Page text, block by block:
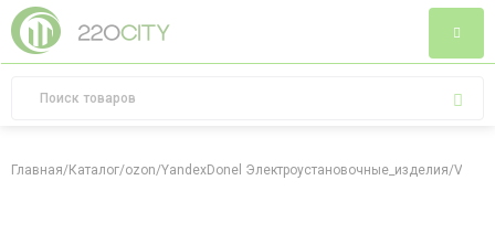
Главная/Каталог/ozon/YandexDonel Электроустановочные_изделия/